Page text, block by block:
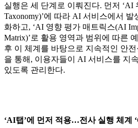
실행은 세 단계로 이뤄진다. 먼저 ‘AI
Taxonomy)’에 따라 AI 서비스에서
화하고, ‘AI 영향 평가 매트릭스(AI
Matrix)’로 활용 영역과 범위에 따른
후 이 체계를 바탕으로 지속적인 안
을 통해, 이용자들이 AI 서비스를 지
있도록 관리한다.
‘AI탭’에 먼저 적용…전사 실행 체계